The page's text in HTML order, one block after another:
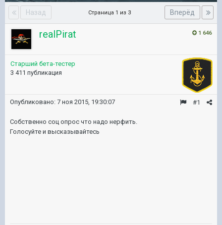
Назад Вперёд
Страница 1 из 3
1 646
realPirat
Старший бета-тестер
3 411 публикация
#1
Опубликовано: 7 ноя 2015, 19:30:07
Собственно соц опрос что надо нерфить.
Голосyйте и высказывайтесь